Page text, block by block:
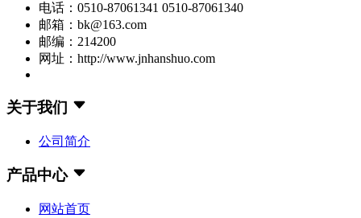
电话：0510-87061341 0510-87061340
邮箱：bk@163.com
邮编：214200
网址：http://www.jnhanshuo.com
关于我们
公司简介
产品中心
网站首页